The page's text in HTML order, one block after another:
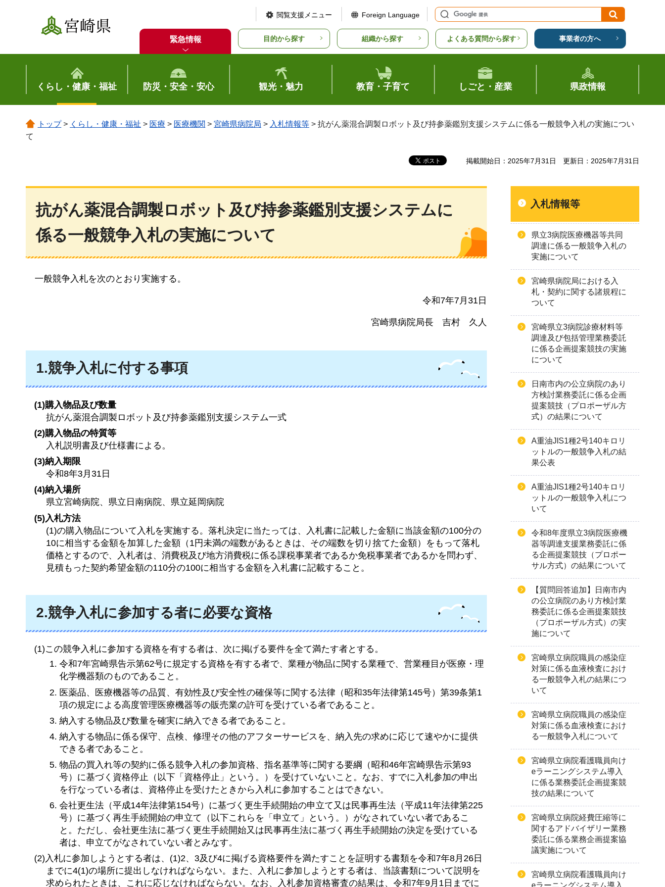
宮崎県
閲覧支援メニュー Foreign Language
緊急情報 目的から探す 組織から探す よくある質問から探す 事業者の方へ
くらし・健康・福祉 防災・安全・安心 観光・魅力 教育・子育て しごと・産業 県政情報
トップ> くらし・健康・福祉 > 医療 > 医療機関 > 宮崎県病院局 > 入札情報等 > 抗がん薬混合調製ロボット及び持参薬鑑別支援システムに係る一般競争入札の実施につい
て
掲載開始日：2025年7月31日 更新日：2025年7月31日
抗がん薬混合調製ロボット及び持参薬鑑別支援システムに
係る一般競争入札の実施について
一般競争入札を次のとおり実施する。
令和7年7月31日
宮崎県病院局長 吉村 久 人
1.競争入札に付する事項
(1)購入物品及び数量
抗がん薬混合調製ロボット及び持参薬鑑別支援システム一式
(2)購入物品の特質等
入札説明書及び仕様書による。
(3)納入期限
令和8年3月31日
(4)納入場所
県立宮崎病院、県立日南病院、県立延岡病院
(5)入札方法
(1)の購入物品について入札を実施する。落札決定に当たっては、入札書に記載した金額に当該金額の100分の
10に相当する金額を加算した金額（1円未満の端数があるときは、その端数を切り捨てた金額）をもって落札
価格とするので、入札者は、消費税及び地方消費税に係る課税事業者であるか免税事業者であるかを問わず、
見積もった契約希望金額の110分の100に相当する金額を入札書に記載すること。
2.競争入札に参加する者に必要な資格
(1)この競争入札に参加する資格を有する者は、次に掲げる要件を全て満たす者とする。
令和7年宮崎県告示第62号に規定する資格を有する者で、業種が物品に関する業種で、営業種目が医療・理
化学機器類のものであること。
医薬品、医療機器等の品質、有効性及び安全性の確保等に関する法律（昭和35年法律第145号）第39条第1
項の規定による高度管理医療機器等の販売業の許可を受けている者であること。
納入する物品及び数量を確実に納入できる者であること。
納入する物品に係る保守、点検、修理その他のアフターサービスを、納入先の求めに応じて速やかに提供
できる者であること。
物品の買入れ等の契約に係る競争入札の参加資格、指名基準等に関する要綱（昭和46年宮崎県告示第93
号）に基づく資格停止（以下「資格停止」という。）を受けていないこと。なお、すでに入札参加の申出
を行なっている者は、資格停止を受けたときから入札に参加することはできない。
会社更生法（平成14年法律第154号）に基づく更生手続開始の申立て又は民事再生法（平成11年法律第225
号）に基づく再生手続開始の申立て（以下これらを「申立て」という。）がなされていない者であるこ
と。ただし、会社更生法に基づく更生手続開始又は民事再生法に基づく再生手続開始の決定を受けている
者は、申立てがなされていない者とみなす。
(2)入札に参加しようとする者は、(1)2、3及び4に掲げる資格要件を満たすことを証明する書類を令和7年8月26日
までに4(1)の場所に提出しなければならない。また、入札に参加しようとする者は、当該書類について説明を
求められたときは、これに応じなければならない。なお、入札参加資格審査の結果は、令和7年9月1日までに
入札情報等
県立3病院医療機器等共同
調達に係る一般競争入札の
実施について
宮崎県病院局における入
札・契約に関する諸規程に
ついて
宮崎県立3病院診療材料等
調達及び包括管理業務委託
に係る企画提案競技の実施
について
日南市内の公立病院のあり
方検討業務委託に係る企画
提案競技（プロポーザル方
式）の結果について
A重油JIS1種2号140キロリ
ットルの一般競争入札の結
果公表
A重油JIS1種2号140キロリ
ットルの一般競争入札につ
いて
令和8年度県立3病院医療機
器等調達支援業務委託に係
る企画提案競技（プロポー
サル方式）の結果について
【質問回答追加】日南市内
の公立病院のあり方検討業
務委託に係る企画提案競技
（プロポーザル方式）の実
施について
宮崎県立病院職員の感染症
対策に係る血液検査におけ
る一般競争入札の結果につ
いて
宮崎県立病院職員の感染症
対策に係る血液検査におけ
る一般競争入札について
宮崎県立病院看護職員向け
eラーニングシステム導入
に係る業務委託企画提案競
技の結果について
宮崎県立病院経費圧縮等に
関するアドバイザリー業務
委託に係る業務企画提案協
議実施について
宮崎県立病院看護職員向け
eラーニングシステム導入